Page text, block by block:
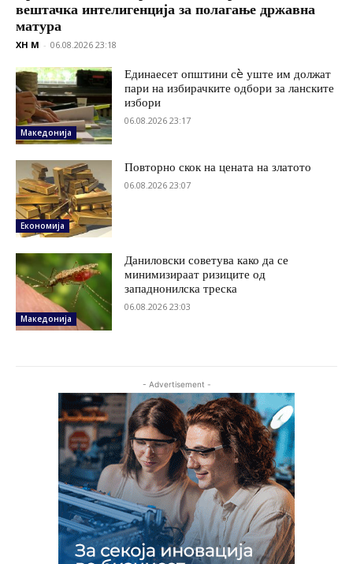
вештачка интелигенција за полагање државна
матура
XH M - 06.08.2026 23:18
Македонија
Единаесет општини сè уште им должат
пари на избирачките одбори за ланските
избори
06.08.2026 23:17
Економија
Повторно скок на цената на златото
06.08.2026 23:07
Македонија
Даниловски советува како да се
минимизираат ризиците од
западнонилска треска
06.08.2026 23:03
- Advertisement -